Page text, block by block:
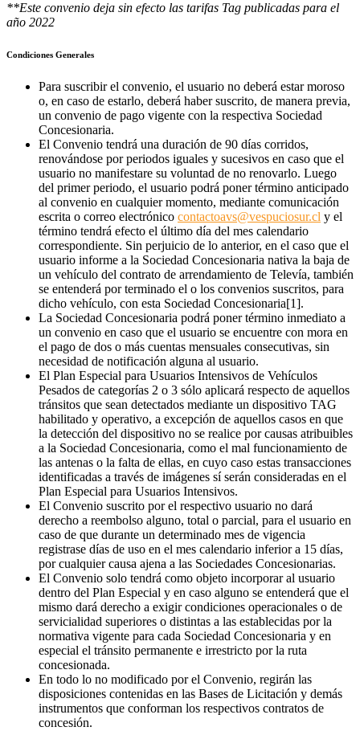
**Este convenio deja sin efecto las tarifas Tag publicadas para el
año 2022
Condiciones Generales
Para suscribir el convenio, el usuario no deberá estar moroso
o, en caso de estarlo, deberá haber suscrito, de manera previa,
un convenio de pago vigente con la respectiva Sociedad
Concesionaria.
El Convenio tendrá una duración de 90 días corridos,
renovándose por periodos iguales y sucesivos en caso que el
usuario no manifestare su voluntad de no renovarlo. Luego
del primer periodo, el usuario podrá poner término anticipado
al convenio en cualquier momento, mediante comunicación
escrita o correo electrónico contactoavs@vespuciosur.cl y el
término tendrá efecto el último día del mes calendario
correspondiente. Sin perjuicio de lo anterior, en el caso que el
usuario informe a la Sociedad Concesionaria nativa la baja de
un vehículo del contrato de arrendamiento de Televía, también
se entenderá por terminado el o los convenios suscritos, para
dicho vehículo, con esta Sociedad Concesionaria[1].
La Sociedad Concesionaria podrá poner término inmediato a
un convenio en caso que el usuario se encuentre con mora en
el pago de dos o más cuentas mensuales consecutivas, sin
necesidad de notificación alguna al usuario.
El Plan Especial para Usuarios Intensivos de Vehículos
Pesados de categorías 2 o 3 sólo aplicará respecto de aquellos
tránsitos que sean detectados mediante un dispositivo TAG
habilitado y operativo, a excepción de aquellos casos en que
la detección del dispositivo no se realice por causas atribuibles
a la Sociedad Concesionaria, como el mal funcionamiento de
las antenas o la falta de ellas, en cuyo caso estas transacciones
identificadas a través de imágenes sí serán consideradas en el
Plan Especial para Usuarios Intensivos.
El Convenio suscrito por el respectivo usuario no dará
derecho a reembolso alguno, total o parcial, para el usuario en
caso de que durante un determinado mes de vigencia
registrase días de uso en el mes calendario inferior a 15 días,
por cualquier causa ajena a las Sociedades Concesionarias.
El Convenio solo tendrá como objeto incorporar al usuario
dentro del Plan Especial y en caso alguno se entenderá que el
mismo dará derecho a exigir condiciones operacionales o de
servicialidad superiores o distintas a las establecidas por la
normativa vigente para cada Sociedad Concesionaria y en
especial el tránsito permanente e irrestricto por la ruta
concesionada.
En todo lo no modificado por el Convenio, regirán las
disposiciones contenidas en las Bases de Licitación y demás
instrumentos que conforman los respectivos contratos de
concesión.